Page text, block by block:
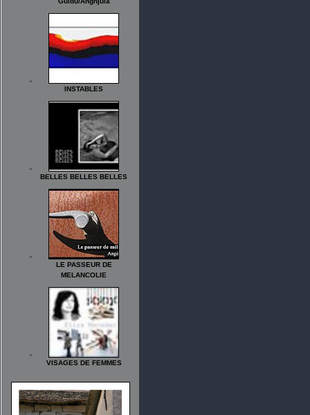
INSTABLES
BELLES BELLES BELLES
LE PASSEUR DE
MELANCOLIE
VISAGES DE FEMMES